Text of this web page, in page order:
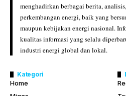
menghadirkan berbagai berita,
perkembangan energi, baik yang
maupun kebijakan energi nasional.
kualitas informasi yang selalu
industri energi global dan lokal.
Kategori
Home